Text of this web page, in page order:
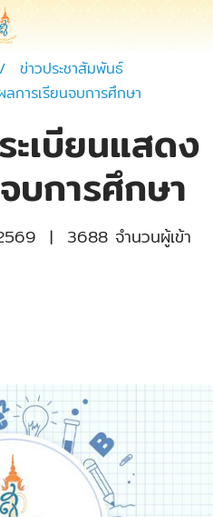
ข่าวประชาสัมพันธ์
การเรียนจบการศึกษา
ะเบียนแสดง
บการศึกษา
| 3688 จำนวนผู้เข้า